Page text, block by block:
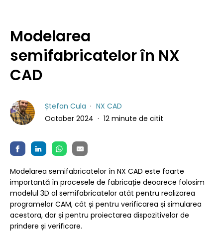
Modelarea
semifabricatelor în NX
CAD
Ștefan Cula
NX CAD
October 2024
12 minute de citit
Modelarea semifabricatelor în NX CAD este foarte
importantă în procesele de fabricație deoarece folosim
modelul 3D al semifabricatelor atât pentru realizarea
programelor CAM, cât și pentru verificarea și simularea
acestora, dar și pentru proiectarea dispozitivelor de
prindere și verificare.